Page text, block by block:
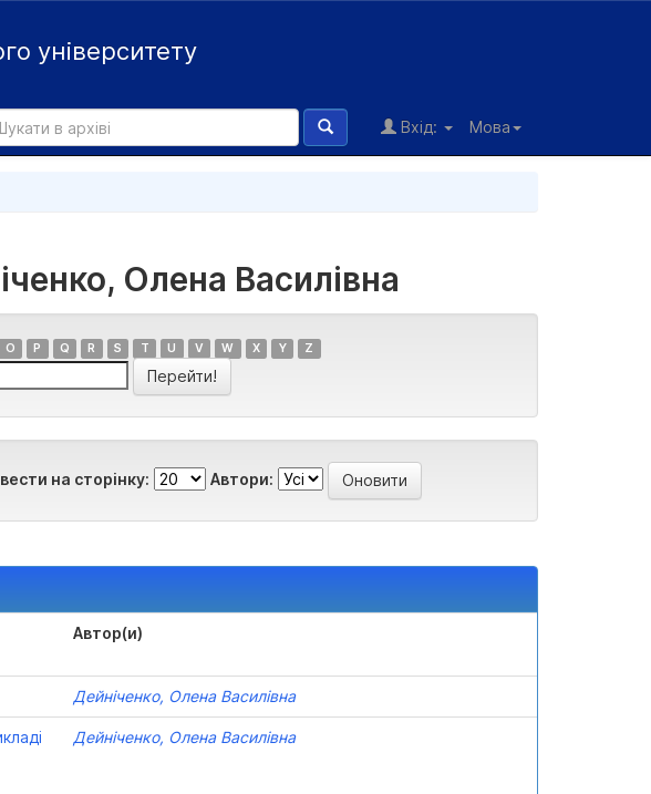
університету
Мова
Вхід:
Олена Василівна
O P Q R S T U V W X Y Z
на сторінку: Автори:
Автор(и)
Дейніченко, Олена Василівна
Дейніченко, Олена Василівна